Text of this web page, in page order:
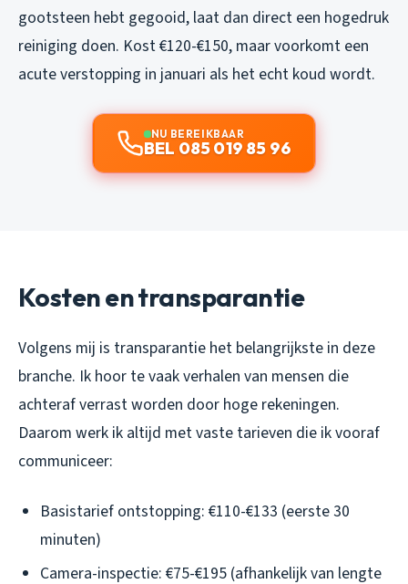
gootsteen hebt gegooid, laat dan direct een hogedruk
reiniging doen. Kost €120-€150, maar voorkomt een
acute verstopping in januari als het echt koud wordt.
NU BEREIKBAAR
BEL 085 019 85 96
Kosten en transparantie
Volgens mij is transparantie het belangrijkste in deze
branche. Ik hoor te vaak verhalen van mensen die
achteraf verrast worden door hoge rekeningen.
Daarom werk ik altijd met vaste tarieven die ik vooraf
communiceer:
Basistarief ontstopping: €110-€133 (eerste 30
minuten)
Camera-inspectie: €75-€195 (afhankelijk van lengte